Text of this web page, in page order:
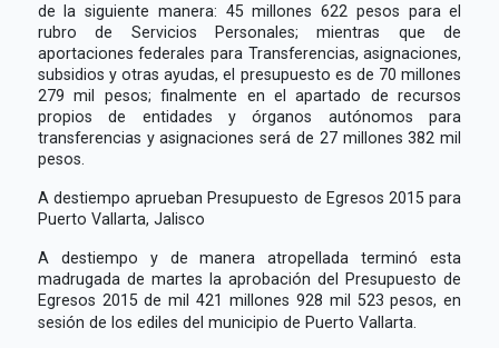
de la siguiente manera: 45 millones 622 pesos para el
rubro de Servicios Personales; mientras que de
aportaciones federales para Transferencias, asignaciones,
subsidios y otras ayudas, el presupuesto es de 70 millones
279 mil pesos; finalmente en el apartado de recursos
propios de entidades y órganos autónomos para
transferencias y asignaciones será de 27 millones 382 mil
pesos.
A destiempo aprueban Presupuesto de Egresos 2015 para
Puerto Vallarta, Jalisco
A destiempo y de manera atropellada terminó esta
madrugada de martes la aprobación del Presupuesto de
Egresos 2015 de mil 421 millones 928 mil 523 pesos, en
sesión de los ediles del municipio de Puerto Vallarta.